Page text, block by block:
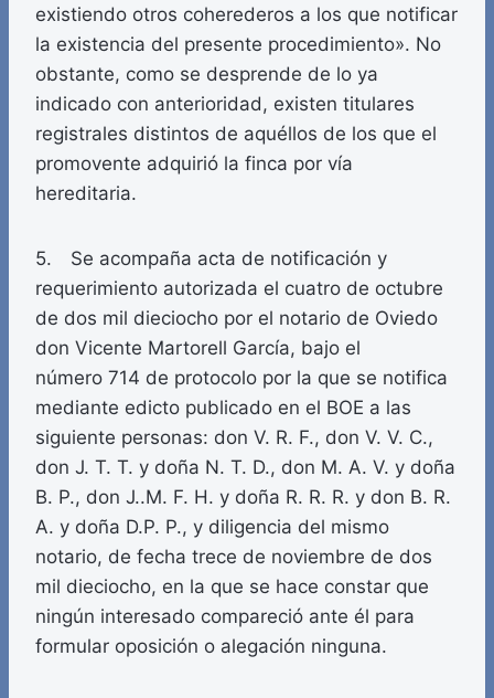
existiendo otros coherederos a los que notificar
la existencia del presente procedimiento». No
obstante, como se desprende de lo ya
indicado con anterioridad, existen titulares
registrales distintos de aquéllos de los que el
promovente adquirió la finca por vía
hereditaria.
5. Se acompaña acta de notificación y
requerimiento autorizada el cuatro de octubre
de dos mil dieciocho por el notario de Oviedo
don Vicente Martorell García, bajo el
número 714 de protocolo por la que se notifica
mediante edicto publicado en el BOE a las
siguiente personas: don V. R. F., don V. V. C.,
don J. T. T. y doña N. T. D., don M. A. V. y doña
B. P., don J..M. F. H. y doña R. R. R. y don B. R.
A. y doña D.P. P., y diligencia del mismo
notario, de fecha trece de noviembre de dos
mil dieciocho, en la que se hace constar que
ningún interesado compareció ante él para
formular oposición o alegación ninguna.